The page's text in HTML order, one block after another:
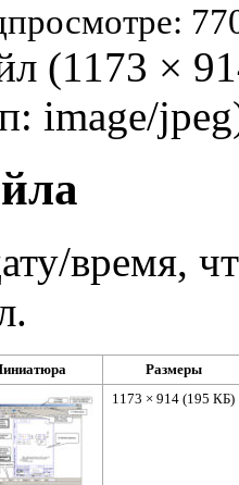
(1173 ×
image/jpeg
время,
Размеры
1173 × 914 (195 КБ)